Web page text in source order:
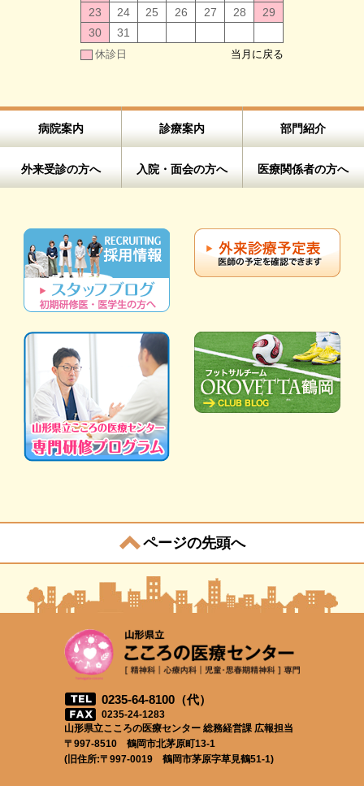
23
24 25 26 27 28
29
30
31
休診日 当月に戻る
病院案内 診療案内 部門紹介
外来受診の方へ 入院・面会の方へ 医療関係者の方へ
ページの先頭へ
0235-64-8100（代）
0235-24-1283
山形県立こころの医療センター 総務経営課 広報担当
〒997-8510 鶴岡市北茅原町13-1
(旧住所:〒997-0019 鶴岡市茅原字草見鶴51-1)